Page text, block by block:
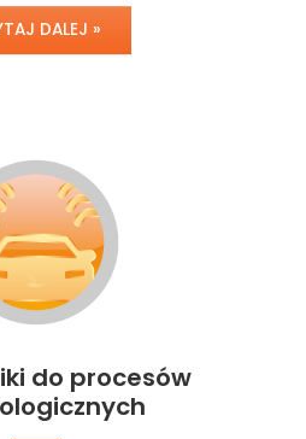
DALEJ »
do procesów